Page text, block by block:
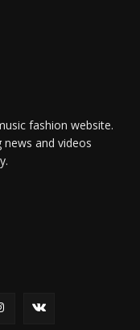
fashion website.
and videos